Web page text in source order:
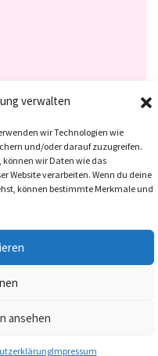
verwalten
wir Technologien wie
und/oder darauf zuzugreifen.
wir Daten wie das
Website verarbeiten. Wenn du deine
können bestimmte Merkmale und
ansehen
Impressum
GmbH